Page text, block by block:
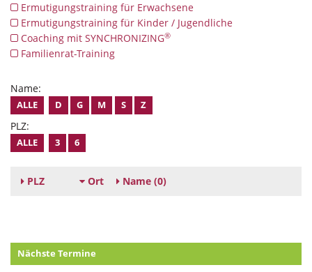
Ermutigungstraining für Erwachsene
Ermutigungstraining für Kinder / Jugendliche
Coaching mit SYNCHRONIZING®
Familienrat-Training
Name:
ALLE D G M S Z
PLZ:
ALLE 3 6
PLZ Ort Name (0)
Nächste Termine